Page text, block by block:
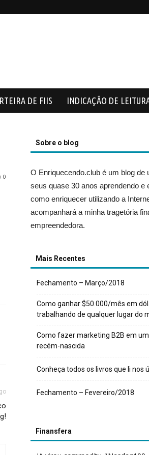
DE FIIS INDICAÇÃO DE
0
Sobre o blog
O Enriquecendo.club é um blog de
seus quase 30 anos aprendendo e
como enriquecer utilizando a
acompanhará a minha tragetória
empreendedora.
Mais Recentes
Fechamento – Março/2018
Como ganhar $50.000/mês em
trabalhando de qualquer lugar do
Como fazer marketing B2B em
recém-nascida
Conheça todos os livros que li nos
Fechamento – Fevereiro/2018
Finansfera